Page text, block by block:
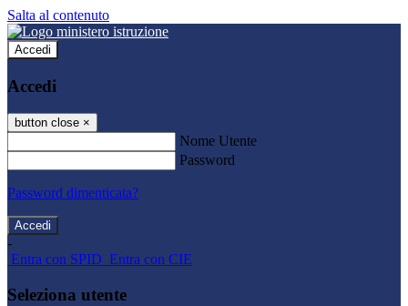
Salta al contenuto
Accedi
Accedi
button close ×
Nome Utente
Password
Password dimenticata?
-
Entra con SPID Entra con CIE
Seleziona utente